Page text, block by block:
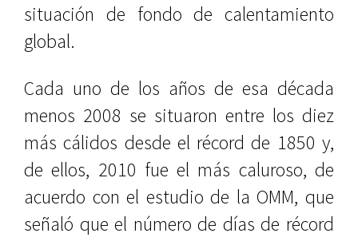
situación de fondo de calentamiento
global.
Cada uno de los años de esa década
menos 2008 se situaron entre los diez
más cálidos desde el récord de 1850 y,
de ellos, 2010 fue el más caluroso, de
acuerdo con el estudio de la OMM, que
señaló que el número de días de récord